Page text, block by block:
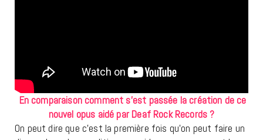
En comparaison comment s’est passée la création de ce
nouvel opus aidé par Deaf Rock Records ?
On peut dire que c’est la première fois qu’on peut faire un